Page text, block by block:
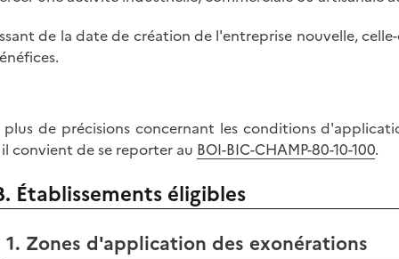
de la date de création de l'entreprise nouvelle,
plus de précisions concernant les conditions
convient de se reporter au BOI-BIC-CHAMP-80-10-100.
Établissements éligibles
1. Zones d'application des exonérations